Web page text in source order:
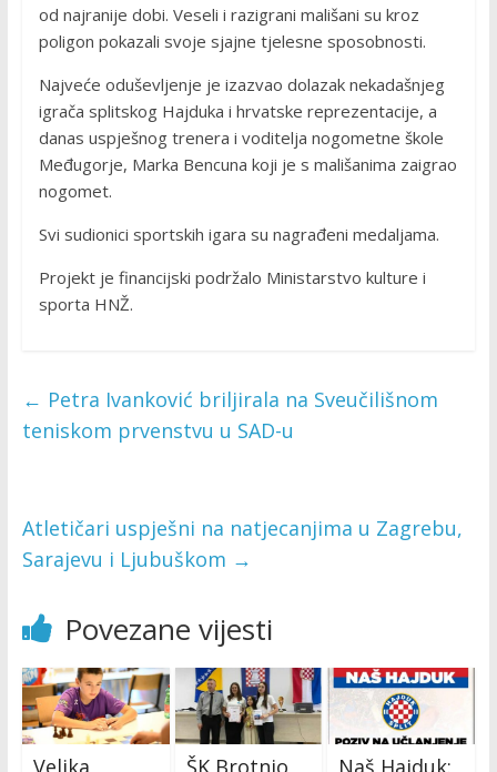
od najranije dobi. Veseli i razigrani mališani su kroz
poligon pokazali svoje sjajne tjelesne sposobnosti.
Najveće oduševljenje je izazvao dolazak nekadašnjeg
igrača splitskog Hajduka i hrvatske reprezentacije, a
danas uspješnog trenera i voditelja nogometne škole
Međugorje, Marka Bencuna koji je s mališanima zaigrao
nogomet.
Svi sudionici sportskih igara su nagrađeni medaljama.
Projekt je financijski podržalo Ministarstvo kulture i
sporta HNŽ.
← Petra Ivanković briljirala na Sveučilišnom
teniskom prvenstvu u SAD-u
Atletičari uspješni na natjecanjima u Zagrebu,
Sarajevu i Ljubuškom →
Povezane vijesti